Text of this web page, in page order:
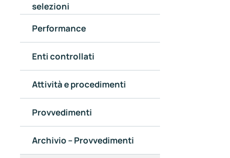
selezioni
Performance
Enti controllati
Attività e procedimenti
Provvedimenti
Archivio – Provvedimenti